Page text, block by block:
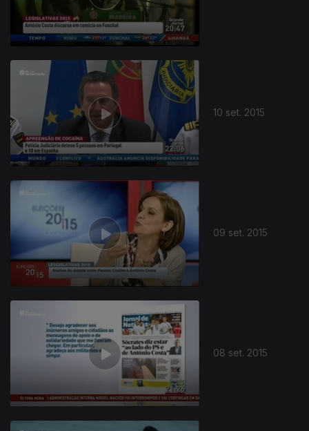
10 set. 2015
09 set. 2015
206189
08 set. 2015